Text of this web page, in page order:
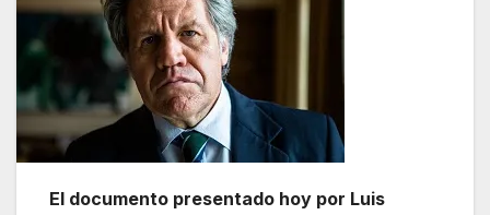
El documento presentado hoy por Luis